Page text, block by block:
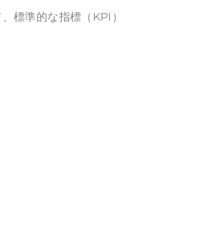
標準的な指標（KPI）